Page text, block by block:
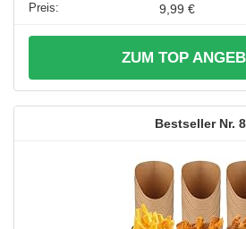
9,99 €
ZUM TOP
8